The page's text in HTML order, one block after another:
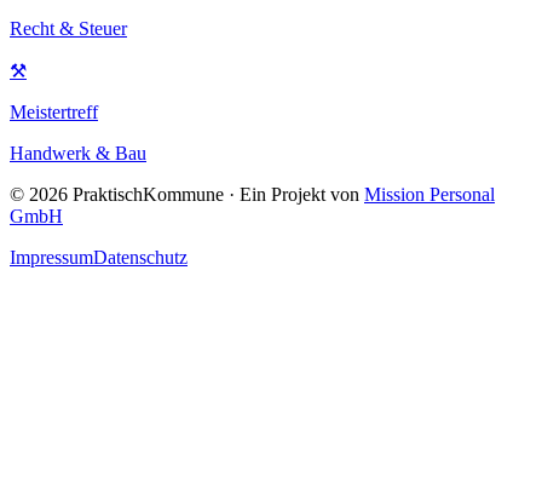
Recht & Steuer
⚒
Meistertreff
Handwerk & Bau
© 2026 PraktischKommune · Ein Projekt von Mission Personal
GmbH
ImpressumDatenschutz